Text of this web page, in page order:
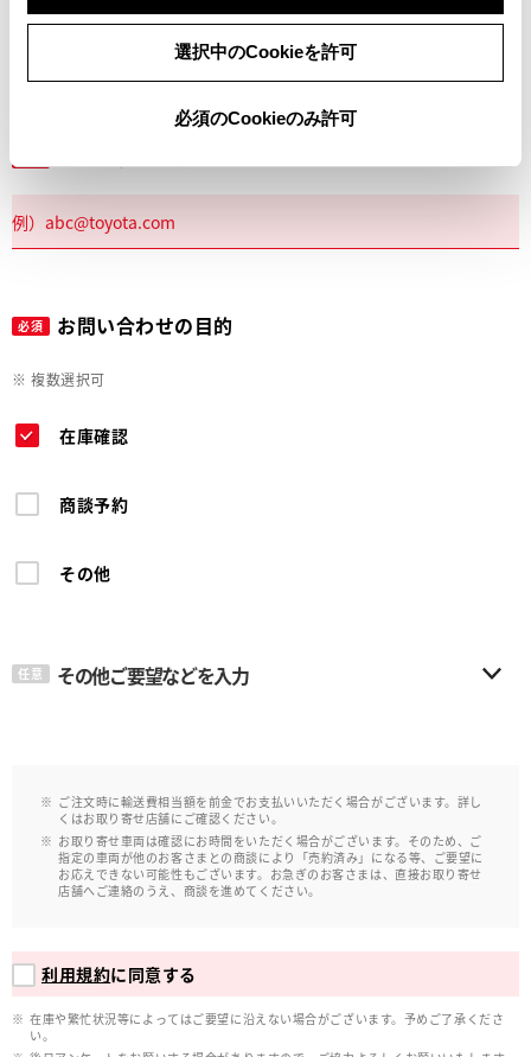
選択中のCookieを許可
必須のCookieのみ許可
必須 お問い合わせの目的
※ 複数選択可
在庫確認
商談予約
その他
任意 その他ご要望などを入力
ご注文時に輸送費相当額を前金でお支払いいただく場合がございます。詳し
くはお取り寄せ店舗にご確認ください。
お取り寄せ車両は確認にお時間をいただく場合がございます。そのため、ご
指定の車両が他のお客さまとの商談により「売約済み」になる等、ご要望に
お応えできない可能性もございます。お急ぎのお客さまは、直接お取り寄せ
店舗へご連絡のうえ、商談を進めてください。
利用規約に同意する
在庫や繁忙状況等によってはご要望に沿えない場合がございます。予めご了承くださ
い。